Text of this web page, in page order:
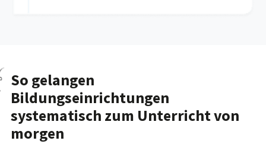
So gelangen
Bildungseinrichtungen
systematisch zum Unterricht von
morgen